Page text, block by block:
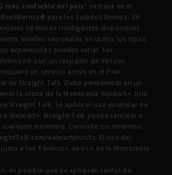
más confiable del país" se basa en el
para los Estados Unidos: 2H
teléfonos inteligentes disponibles
móviles nacionales en todos los tipos
experiencias pueden variar. Las
no son un respaldo de Verizon.
requiere un servicio activo en el Plan
de Straight Talk. Debe permanecer en un
la oferta de la Membresía Walmart+. Una
Straight Talk. Se aplica el uso estándar de
a Walmart+. Straight Talk puede cancelar o
momento. Consulte los términos
walmartplus/tc. El uso del
a los Términos de Uso de la Membresía
es posible que se apliquen tarifas de